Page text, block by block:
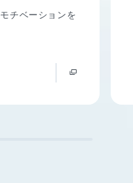
チベーションを